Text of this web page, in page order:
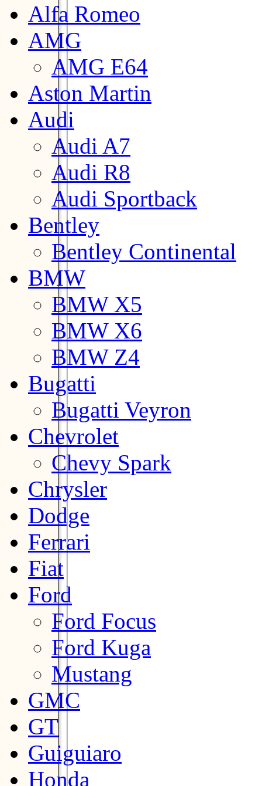
Alfa Romeo
AMG
AMG E64
Aston Martin
Audi
Audi A7
Audi R8
Audi Sportback
Bentley
Bentley Continental
BMW
BMW X5
BMW X6
BMW Z4
Bugatti
Bugatti Veyron
Chevrolet
Chevy Spark
Chrysler
Dodge
Ferrari
Fiat
Ford
Ford Focus
Ford Kuga
Mustang
GMC
GT
Guiguiaro
Honda